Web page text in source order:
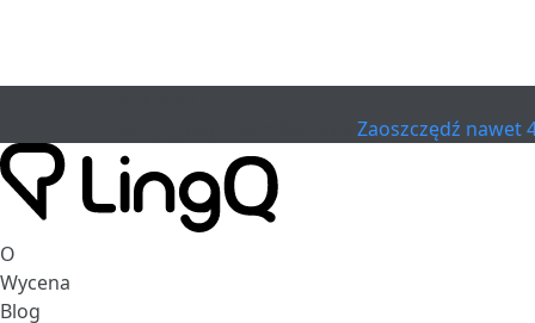
Zaoszczędź nawet
O
Wycena
Blog